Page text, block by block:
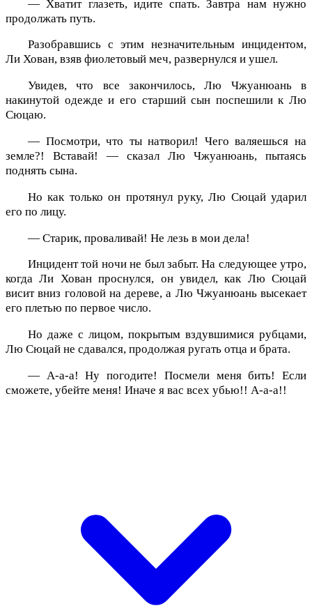
— Хватит глазеть, идите спать. Завтра нам нужно
продолжать путь.
Разобравшись с этим незначительным инцидентом,
Ли Хован, взяв фиолетовый меч, развернулся и ушел.
Увидев, что все закончилось, Лю Чжуанюань в
накинутой одежде и его старший сын поспешили к Лю
Сюцаю.
— Посмотри, что ты натворил! Чего валяешься на
земле?! Вставай! — сказал Лю Чжуанюань, пытаясь
поднять сына.
Но как только он протянул руку, Лю Сюцай ударил
его по лицу.
— Старик, проваливай! Не лезь в мои дела!
Инцидент той ночи не был забыт. На следующее утро,
когда Ли Хован проснулся, он увидел, как Лю Сюцай
висит вниз головой на дереве, а Лю Чжуанюань высекает
его плетью по первое число.
Но даже с лицом, покрытым вздувшимися рубцами,
Лю Сюцай не сдавался, продолжая ругать отца и брата.
— А-а-а! Ну погодите! Посмели меня бить! Если
сможете, убейте меня! Иначе я вас всех убью!! А-а-а!!